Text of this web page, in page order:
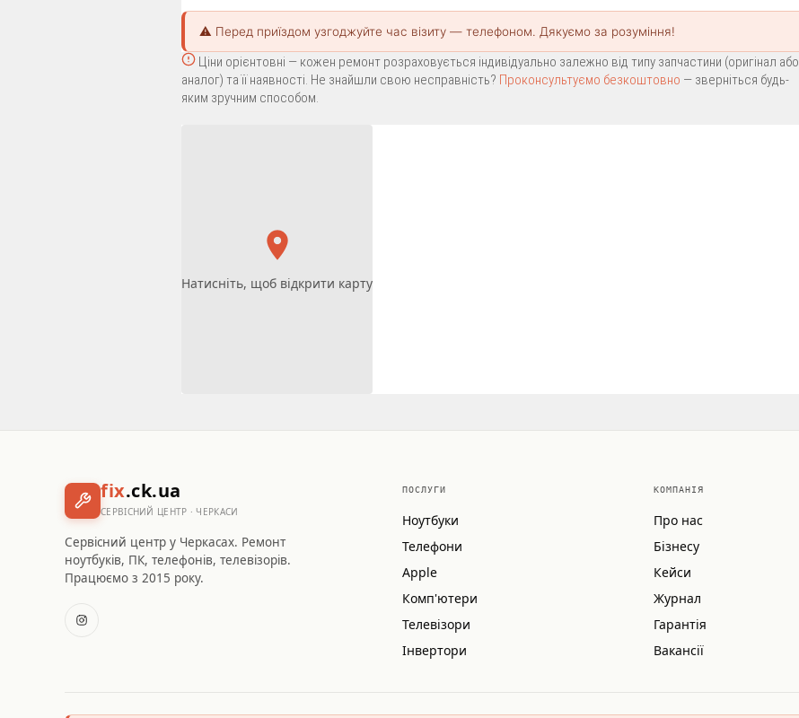
⚠️ Перед приїздом узгоджуйте час візиту — телефоном. Дякуємо за розуміння!
Ціни орієнтовні — кожен ремонт розраховується індивідуально залежно від типу запчастини (оригінал або
аналог) та її наявності. Не знайшли свою несправність? Проконсультуємо безкоштовно — зверніться будь-
яким зручним способом.
Натисніть, щоб відкрити карту
fix.ck.ua
СЕРВІСНИЙ ЦЕНТР · ЧЕРКАСИ
Сервісний центр у Черкасах. Ремонт
ноутбуків, ПК, телефонів, телевізорів.
Працюємо з 2015 року.
ПОСЛУГИ
Ноутбуки
Телефони
Apple
Комп'ютери
Телевізори
Інвертори
КОМПАНІЯ
Про нас
Бізнесу
Кейси
Журнал
Гарантія
Вакансії